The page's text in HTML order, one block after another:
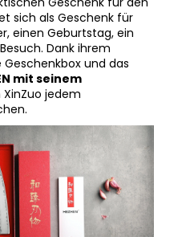
8,3-Zoll istin einer
verpackt, was
Geschenk für den
sich als Geschenk für
einen Geburtstag, ein
Dank ihrem
und das
mit seinem
jedem